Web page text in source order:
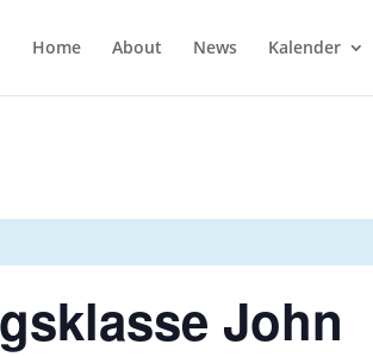
Home About News Kalender
John